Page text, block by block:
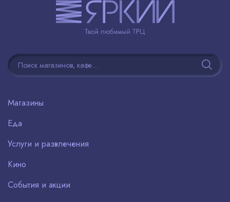
Магазины
Еда
Услуги и развлечения
Кино
События и акции